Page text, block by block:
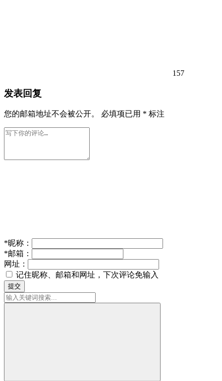
157
发表回复
您的邮箱地址不会被公开。 必填项已用 * 标注
*昵称：
*邮箱：
网址：
记住昵称、邮箱和网址，下次评论免输入
提交